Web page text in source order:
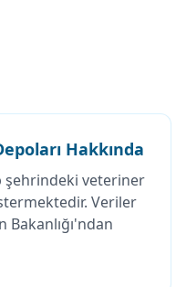
Hakkında
şehrindeki veteriner
Veriler
Bakanlığı'ndan